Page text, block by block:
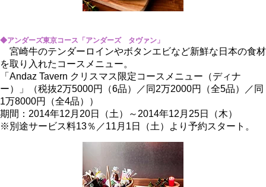
◆アンダーズ東京コース「アンダーズ タヴァン」
宮崎牛のテンダーロインやボタンエビなど新鮮な日本の食材
を取り入れたコースメニュー。
「Andaz Tavern クリスマス限定コースメニュー（ディナ
ー）」（税抜2万5000円（6品）／同2万2000円（全5品）／同
1万8000円（全4品））
期間：2014年12月20日（土）～2014年12月25日（木）
※別途サービス料13％／11月1日（土）より予約スタート。